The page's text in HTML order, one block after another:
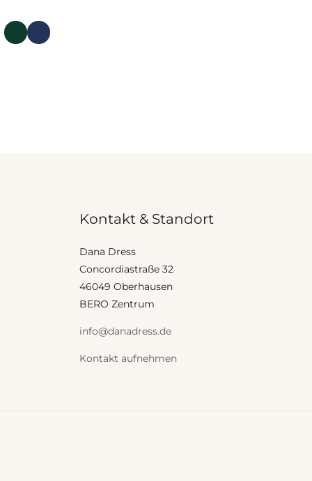
Kontakt & Standort
Dana Dress
Concordiastraße 32
46049 Oberhausen
BERO Zentrum
info@danadress.de
Kontakt aufnehmen